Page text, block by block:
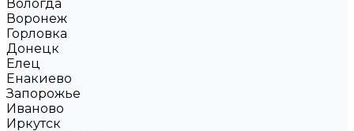
Вологда
Воронеж
Горловка
Донецк
Елец
Енакиево
Запорожье
Иваново
Иркутск